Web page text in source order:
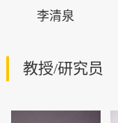
李清泉
教授/研究员